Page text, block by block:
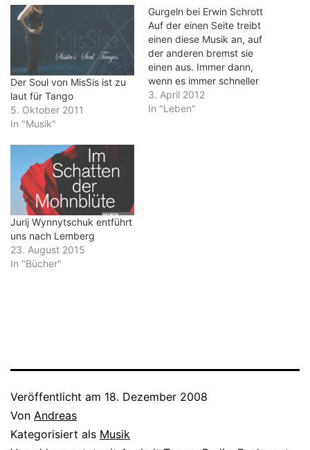
Der Soul von MisSis ist zu
laut für Tango
5. Oktober 2011
In "Musik"
Gurgeln bei Erwin Schrott
Auf der einen Seite treibt
einen diese Musik an, auf
der anderen bremst sie
einen aus. Immer dann,
wenn es immer schneller
vorwärts geht, krätscht
eine einsame Violine mit
3. April 2012
In "Leben"
Jurij Wynnytschuk entführt
uns nach Lemberg
23. August 2015
In "Bücher"
Veröffentlicht am 18. Dezember 2008
Von Andreas
Kategorisiert als Musik